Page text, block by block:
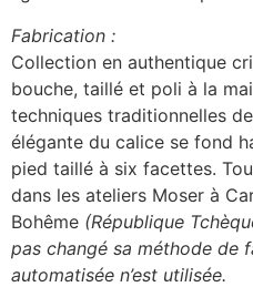
Fabrication :
Collection en authentique
bouche, taillé et poli à la
techniques traditionnelles
élégante du calice se fond
pied taillé à six facettes.
dans les ateliers Moser à
Bohême (République
pas changé sa méthode de
automatisée n’est utilisée.